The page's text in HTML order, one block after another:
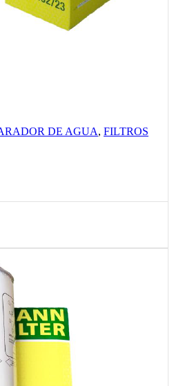
DE AGUA, FILTROS